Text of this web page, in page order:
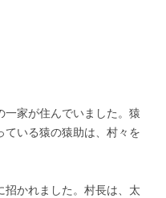
家が住んでいました。猿
ている猿の猿助は、村々を
かれました。村長は、太